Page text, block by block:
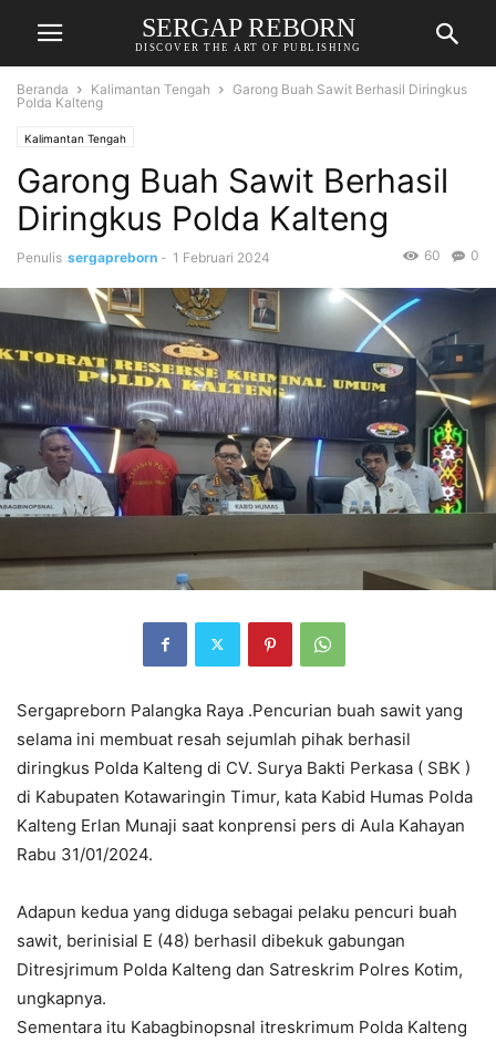
SERGAP REBORN
DISCOVER THE ART OF PUBLISHING
Beranda Kalimantan Tengah
Garong Buah Sawit Berhasil Diringkus
Polda Kalteng
Kalimantan Tengah
Garong Buah Sawit Berhasil
Diringkus Polda Kalteng
Penulis sergapreborn - 1 Februari 2024 0
60
Sergapreborn Palangka Raya .Pencurian buah sawit yang
selama ini membuat resah sejumlah pihak berhasil
diringkus Polda Kalteng di CV. Surya Bakti Perkasa ( SBK )
di Kabupaten Kotawaringin Timur, kata Kabid Humas Polda
Kalteng Erlan Munaji saat konprensi pers di Aula Kahayan
Rabu 31/01/2024.
Adapun kedua yang diduga sebagai pelaku pencuri buah
sawit, berinisial E (48) berhasil dibekuk gabungan
Ditresjrimum Polda Kalteng dan Satreskrim Polres Kotim,
ungkapnya.
Sementara itu Kabagbinopsnal itreskrimum Polda Kalteng